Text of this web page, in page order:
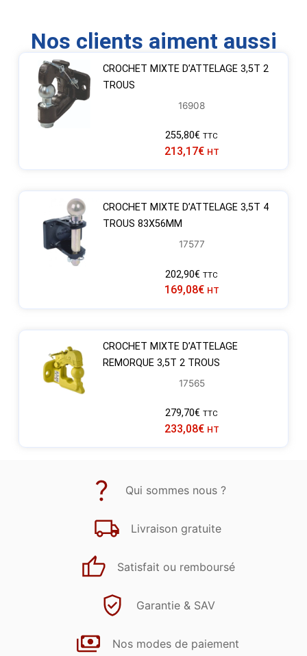
Nos clients aiment aussi
CROCHET MIXTE D’ATTELAGE 3,5T 2
TROUS
16908
255,80€ TTC
213,17€ HT
CROCHET MIXTE D’ATTELAGE 3,5T 4
TROUS 83X56MM
17577
202,90€ TTC
169,08€ HT
CROCHET MIXTE D’ATTELAGE
REMORQUE 3,5T 2 TROUS
17565
279,70€ TTC
233,08€ HT
Qui sommes nous ?
Livraison gratuite
Satisfait ou remboursé
Garantie & SAV
Nos modes de paiement